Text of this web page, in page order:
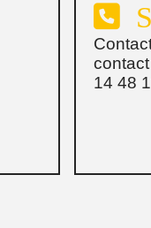

14 48